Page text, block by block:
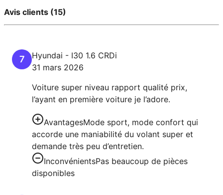
Avis clients (15)
7 Hyundai - I30 1.6 CRDi
31 mars 2026
Voiture super niveau rapport qualité prix,
l’ayant en première voiture je l’adore.
AvantagesMode sport, mode confort qui
accorde une maniabilité du volant super et
demande très peu d’entretien.
InconvénientsPas beaucoup de pièces
disponibles